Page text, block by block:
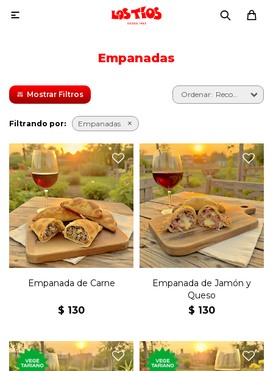

Empanadas
Recomendados
Filtrando por: Empanadas
Empanada rellena de carne.
Empanada de Carne
$ 130
Empanada rellena de jamón
y queso.
Empanada de Jamón y
Queso
$ 130